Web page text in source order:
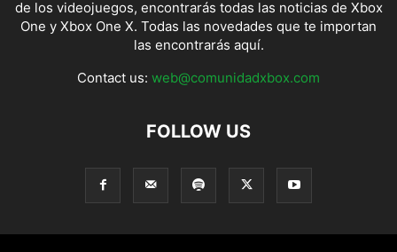
de los videojuegos, encontrarás todas las noticias de Xbox
One y Xbox One X. Todas las novedades que te importan
las encontrarás aquí.
Contact us: web@comunidadxbox.com
FOLLOW US